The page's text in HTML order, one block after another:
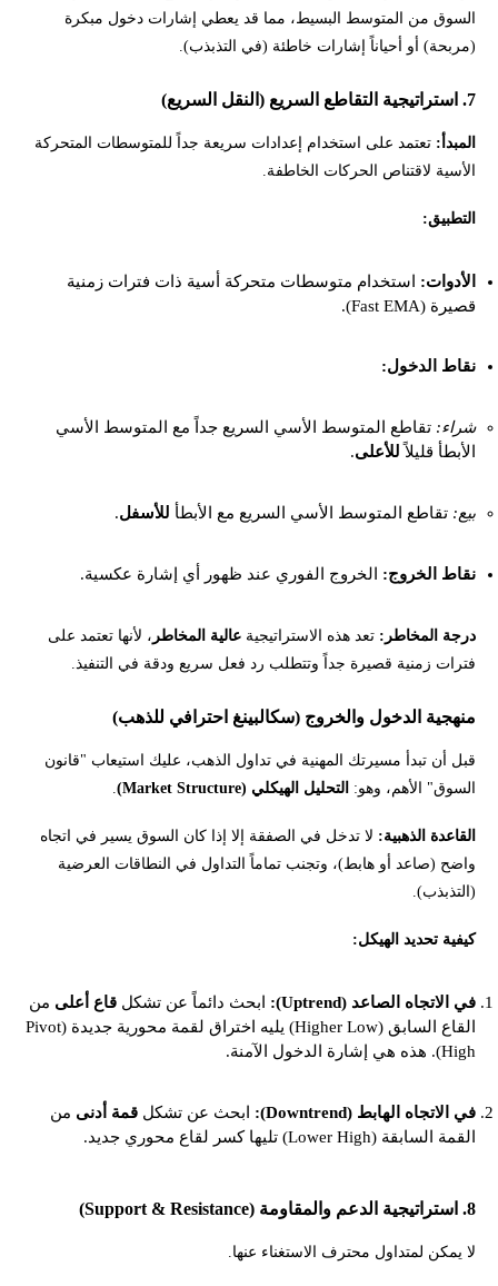
السوق من المتوسط البسيط، مما قد يعطي إشارات دخول مبكرة
(مربحة) أو أحياناً إشارات خاطئة (في التذبذب).
7. استراتيجية التقاطع السريع (النقل السريع)
المبدأ: تعتمد على استخدام إعدادات سريعة جداً للمتوسطات المتحركة
الأسية لاقتناص الحركات الخاطفة.
التطبيق:
الأدوات: استخدام متوسطات متحركة أسية ذات فترات زمنية
قصيرة (Fast EMA).
نقاط الدخول:
شراء: تقاطع المتوسط الأسي السريع جداً مع المتوسط الأسي
الأبطأ قليلاً للأعلى.
بيع: تقاطع المتوسط الأسي السريع مع الأبطأ للأسفل.
نقاط الخروج: الخروج الفوري عند ظهور أي إشارة عكسية.
درجة المخاطر: تعد هذه الاستراتيجية عالية المخاطر ، لأنها تعتمد على
فترات زمنية قصيرة جداً وتتطلب رد فعل سريع ودقة في التنفيذ.
منهجية الدخول والخروج (سكالبينغ احترافي للذهب)
قبل أن تبدأ مسيرتك المهنية في تداول الذهب، عليك استيعاب "قانون
السوق" الأهم، وهو: التحليل الهيكلي (Market Structure) .
القاعدة الذهبية: لا تدخل في الصفقة إلا إذا كان السوق يسير في اتجاه
واضح (صاعد أو هابط)، وتجنب تماماً التداول في النطاقات العرضية
(التذبذب).
كيفية تحديد الهيكل:
في الاتجاه الصاعد (Uptrend): ابحث دائماً عن تشكل قاع أعلى من
القاع السابق (Higher Low) يليه اختراق لقمة محورية جديدة (Pivot
High). هذه هي إشارة الدخول الآمنة.
في الاتجاه الهابط (Downtrend): ابحث عن تشكل قمة أدنى من
القمة السابقة (Lower High) تليها كسر لقاع محوري جديد.
8. استراتيجية الدعم والمقاومة (Support & Resistance)
لا يمكن لمتداول محترف الاستغناء عنها.